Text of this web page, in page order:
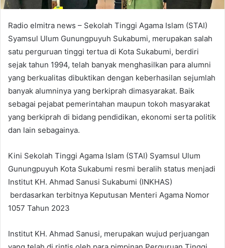
Radio elmitra news – Sekolah Tinggi Agama Islam (STAI)
Syamsul Ulum Gunungpuyuh Sukabumi, merupakan salah
satu perguruan tinggi tertua di Kota Sukabumi, berdiri
sejak tahun 1994, telah banyak menghasilkan para alumni
yang berkualitas dibuktikan dengan keberhasilan sejumlah
banyak alumninya yang berkiprah dimasyarakat. Baik
sebagai pejabat pemerintahan maupun tokoh masyarakat
yang berkiprah di bidang pendidikan, ekonomi serta politik
dan lain sebagainya.
Kini Sekolah Tinggi Agama Islam (STAI) Syamsul Ulum
Gunungpuyuh Kota Sukabumi resmi beralih status menjadi
Institut KH. Ahmad Sanusi Sukabumi (INKHAS)
berdasarkan terbitnya Keputusan Menteri Agama Nomor
1057 Tahun 2023
Institut KH. Ahmad Sanusi, merupakan wujud perjuangan